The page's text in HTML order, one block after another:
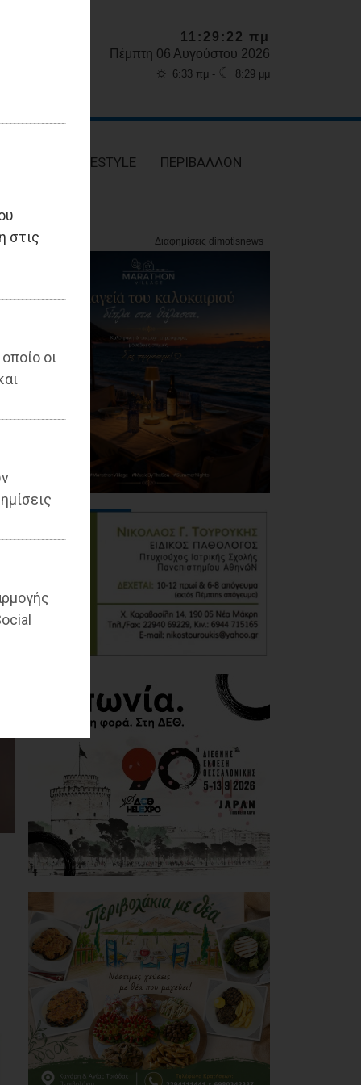
στις
οι
11:29:24 πμ
Πέμπτη 06 Αυγούστου 2026
☼ 6:33 πμ - ☾ 8:29 μμ
LIFESTYLE ΠΕΡΙΒΑΛΛΟΝ